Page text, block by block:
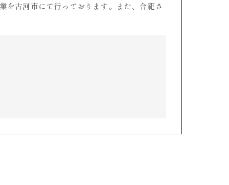
を古河市にて行っております。また、合祀さ